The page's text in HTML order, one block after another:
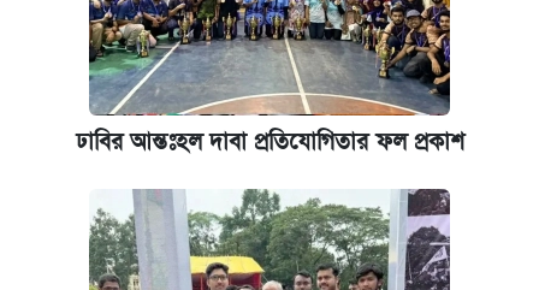
ঢাবির আন্তঃহল দাবা প্রতিযোগিতার ফল প্রকাশ